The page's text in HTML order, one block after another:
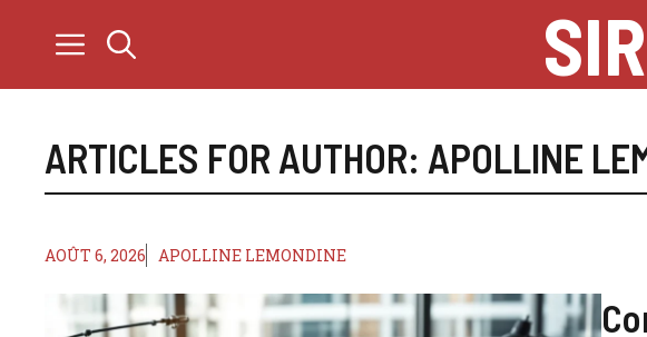
ARTICLES FOR AUTHOR: APOLLINE
AOÛT 6, 2026 APOLLINE LEMONDINE